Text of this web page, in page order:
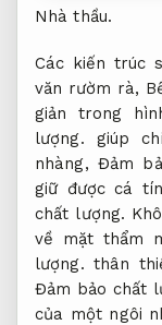
Nhà thầu.
Các kiến trúc
văn rườm rà,
giản trong
lượng. giúp
nhàng, Đảm
giữ được cá
chất lượng.
về mặt thẩm
lượng. thân
Đảm bảo chất
của một ngôi